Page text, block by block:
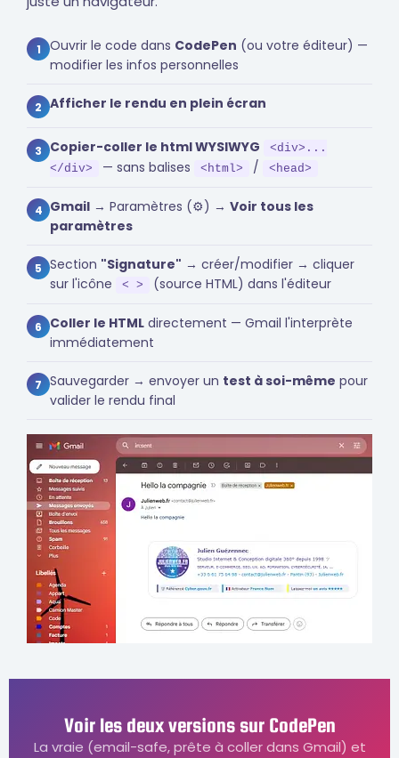
1 Ouvrir le code dans CodePen (ou votre éditeur) —
modifier les infos personnelles
2 Afficher le rendu en plein écran
3 Copier-coller le html WYSIWYG
<div>...
</div>
— sans balises <html> / <head>
4 Gmail → Paramètres (⚙️) → Voir tous les
paramètres
5 Section "Signature" → créer/modifier → cliquer
sur l'icône
< > (source HTML) dans l'éditeur
6 Coller le HTML directement — Gmail l'interprète
immédiatement
7 Sauvegarder → envoyer un test à soi-même pour
valider le rendu final
Voir les deux versions sur CodePen
La vraie (email-safe, prête à coller dans Gmail) et